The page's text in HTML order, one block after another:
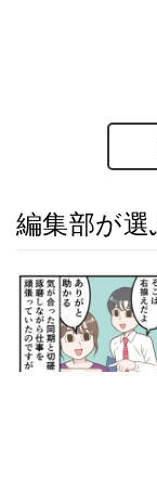
編集部が